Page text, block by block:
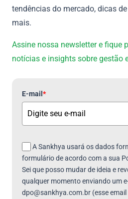
tendências do mercado, dicas
mais.
Assine nossa newsletter e fique
notícias e insights sobre gestão
E-mail *
A Sankhya usará os dados
formulário de acordo com a sua
Sei que posso mudar de ideia e
qualquer momento enviando um
dpo@sankhya.com.br (esse